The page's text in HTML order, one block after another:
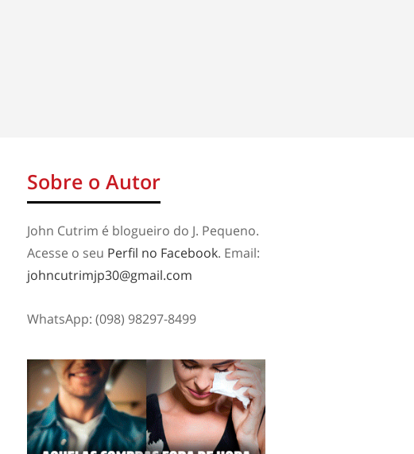
Sobre o Autor
John Cutrim é blogueiro do J. Pequeno.
Acesse o seu Perfil no Facebook. Email:
johncutrimjp30@gmail.com
WhatsApp: (098) 98297-8499